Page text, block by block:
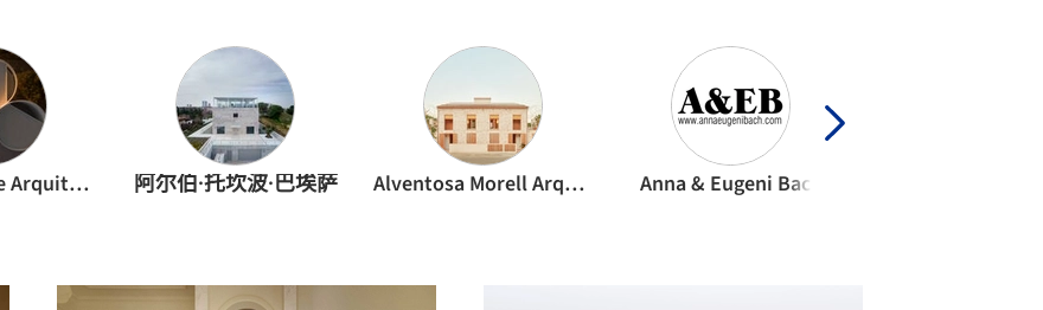
Fran Silvestre Arquitectos 阿尔伯·托坎波·巴埃萨 Alventosa Morell Arquitectes Anna & Eugeni Bach